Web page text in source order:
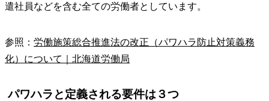
遣社員などを含む全ての労働者としています。
参照： 労働施策総合推進法の改正（パワハラ防止対策義務
化）について｜北海道労働局
パワハラと定義される要件は３つ